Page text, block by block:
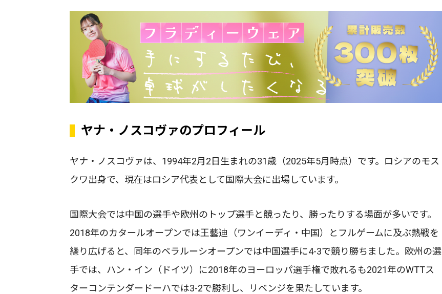
ヤナ・ノスコヴァのプロフィール
ヤナ・ノスコヴァは、1994年2月2日生まれの31歳（2025年5月時点）です。ロシアのモス
クワ出身で、現在はロシア代表として国際大会に出場しています。
国際大会では中国の選手や欧州のトップ選手と競ったり、勝ったりする場面が多いです。
2018年のカタールオープンでは王藝迪（ワンイーディ・中国）とフルゲームに及ぶ熱戦を
繰り広げると、同年のベラルーシオープンでは中国選手に4-3で競り勝ちました。欧州の選
手では、ハン・イン（ドイツ）に2018年のヨーロッパ選手権で敗れるも2021年のWTTス
ターコンテンダードーハでは3-2で勝利し、リベンジを果たしています。